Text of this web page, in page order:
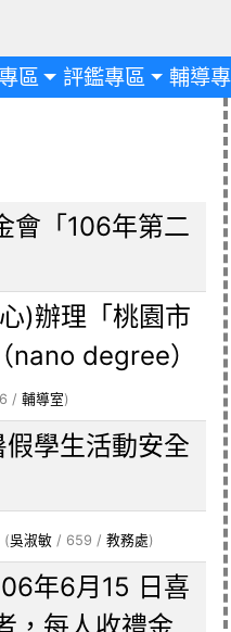
區 評鑑專區 輔導
會「106年第二
)辦理「桃園市
degree）
/ 輔導室)
學生活動安全
(吳淑敏 / 659 /教務處)
年6月15 日喜